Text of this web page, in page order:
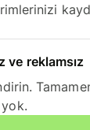
ve reklamsız